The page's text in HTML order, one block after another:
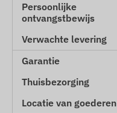
Persoonlijke
ontvangstbewijs
Verwachte levering
Garantie
Thuisbezorging
Locatie van goederen